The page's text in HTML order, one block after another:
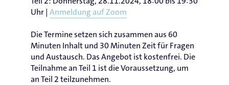
Uhr | Anmeldung auf Zoom
Die Termine setzen sich zusammen aus 60
Minuten Inhalt und 30 Minuten Zeit für Fragen
und Austausch. Das Angebot ist kostenfrei. Die
Teilnahme an Teil 1 ist die Voraussetzung, um
an Teil 2 teilzunehmen.